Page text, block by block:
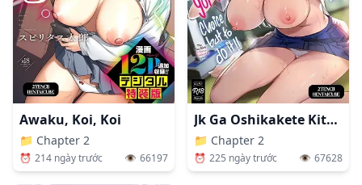
Awaku, Koi, Koi
📁 Chapter 2
⏰ 214 ngày trước 👁️ 66197
Jk Ga Oshikakete Kita! Yaru Shika Nee!
📁 Chapter 2
⏰ 225 ngày trước 👁️ 67628